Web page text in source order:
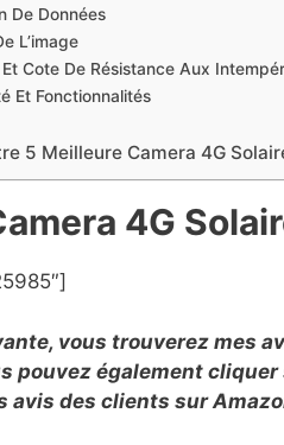
De Données
L’image
Cote De Résistance Aux
Et Fonctionnalités
5 Meilleure Camera 4G
4G
vous trouverez mes
pouvez également
avis des clients sur